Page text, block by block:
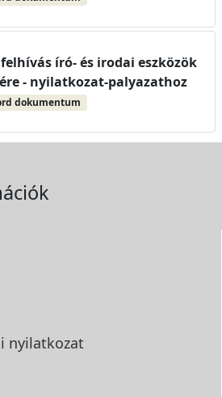
író- és irodai eszközök
- nyilatkozat-palyazathoz
dokumentum
nyilatkozat